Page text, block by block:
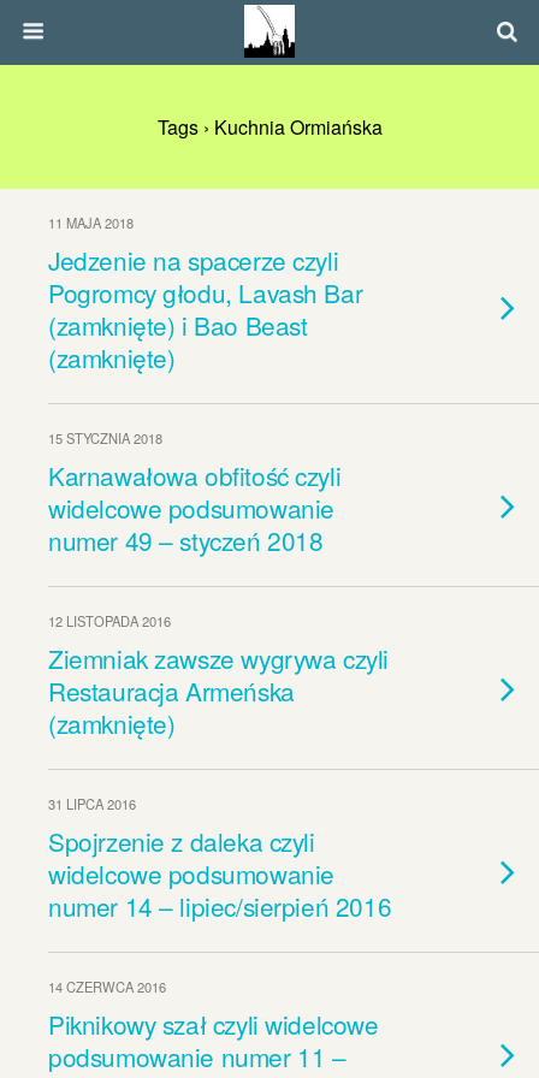
Tags › Kuchnia Ormiańska
11 MAJA 2018
Jedzenie na spacerze czyli
Pogromcy głodu, Lavash Bar
(zamknięte) i Bao Beast
(zamknięte)
15 STYCZNIA 2018
Karnawałowa obfitość czyli
widelcowe podsumowanie
numer 49 – styczeń 2018
12 LISTOPADA 2016
Ziemniak zawsze wygrywa czyli
Restauracja Armeńska
(zamknięte)
31 LIPCA 2016
Spojrzenie z daleka czyli
widelcowe podsumowanie
numer 14 – lipiec/sierpień 2016
14 CZERWCA 2016
Piknikowy szał czyli widelcowe
podsumowanie numer 11 –